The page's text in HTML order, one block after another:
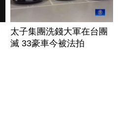
太子集團洗錢大軍在台團
滅 33豪車今被法拍